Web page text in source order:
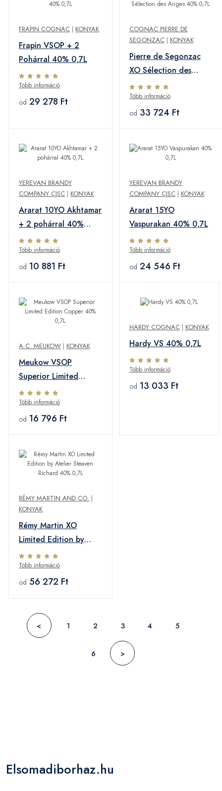
FRAPIN COGNAC | KONYAK
Frapin VSOP + 2
Pohárral 40% 0,7L
Több információ
od 29 278 Ft
COGNAC PIERRE DE
SEGONZAC| KONYAK
Pierre de Segonzac
XO Sélection des
Anges 40% 0,7L
Több információ
od 33 724 Ft
YEREVAN BRANDY
COMPANY CJSC | KONYAK
Ararat 10YO Akhtamar
+ 2 pohárral 40%
0,7L
Több információ
od 10 881 Ft
YEREVAN BRANDY
COMPANY CJSC| KONYAK
Ararat 15YO
Vaspurakan 40% 0,7L
Több információ
od 24 546 Ft
A.C. MEUKOW | KONYAK
Meukow VSOP
Superior Limited
Edition Copper 40%
0,7L
Több információ
od 16 796 Ft
HARDY COGNAC| KONYAK
Hardy VS 40% 0,7L
Több információ
od 13 033 Ft
RÉMY MARTIN AND CO. |
KONYAK
Rémy Martin XO
Limited Edition by
Atelier Steaven
Richard 40% 0,7L
Több információ
od 56 272 Ft
< 1 2 3 4 5
6 >
Elsomadiborhaz.hu